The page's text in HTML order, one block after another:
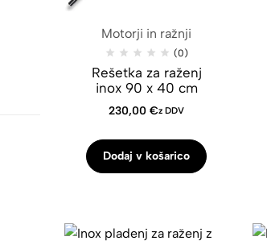
Motorji in ražnji
(0)
Rešetka za raženj
inox 90 x 40 cm
230,00€z DDV
Dodaj v košarico